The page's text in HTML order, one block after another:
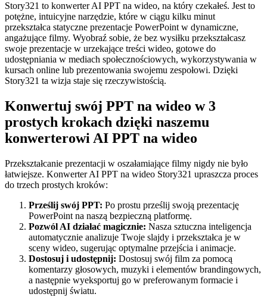
Story321 to konwerter AI PPT na wideo, na który czekałeś. Jest to
potężne, intuicyjne narzędzie, które w ciągu kilku minut
przekształca statyczne prezentacje PowerPoint w dynamiczne,
angażujące filmy. Wyobraź sobie, że bez wysiłku przekształcasz
swoje prezentacje w urzekające treści wideo, gotowe do
udostępniania w mediach społecznościowych, wykorzystywania w
kursach online lub prezentowania swojemu zespołowi. Dzięki
Story321 ta wizja staje się rzeczywistością.
Konwertuj swój PPT na wideo w 3
prostych krokach dzięki naszemu
konwerterowi AI PPT na wideo
Przekształcanie prezentacji w oszałamiające filmy nigdy nie było
łatwiejsze. Konwerter AI PPT na wideo Story321 upraszcza proces
do trzech prostych kroków:
Prześlij swój PPT: Po prostu prześlij swoją prezentację
PowerPoint na naszą bezpieczną platformę.
Pozwól AI działać magicznie: Nasza sztuczna inteligencja
automatycznie analizuje Twoje slajdy i przekształca je w
sceny wideo, sugerując optymalne przejścia i animacje.
Dostosuj i udostępnij: Dostosuj swój film za pomocą
komentarzy głosowych, muzyki i elementów brandingowych,
a następnie wyeksportuj go w preferowanym formacie i
udostępnij światu.